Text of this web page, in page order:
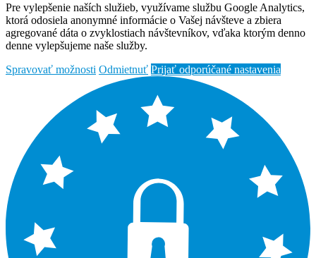
Pre vylepšenie naších služieb, využívame službu Google Analytics,
ktorá odosiela anonymné informácie o Vašej návšteve a zbiera
agregované dáta o zvyklostiach návštevníkov, vďaka ktorým denno
denne vylepšujeme naše služby.
Spravovať možnosti Odmietnuť Prijať odporúčané nastavenia